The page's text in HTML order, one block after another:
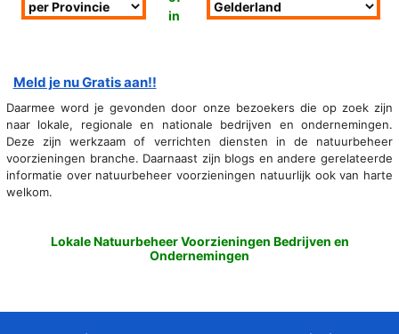
in
Meld je nu Gratis aan!!
Daarmee word je gevonden door onze bezoekers die op zoek zijn
naar lokale, regionale en nationale bedrijven en ondernemingen.
Deze zijn werkzaam of verrichten diensten in de natuurbeheer
voorzieningen branche. Daarnaast zijn blogs en andere gerelateerde
informatie over natuurbeheer voorzieningen natuurlijk ook van harte
welkom.
Lokale Natuurbeheer Voorzieningen Bedrijven en
Ondernemingen